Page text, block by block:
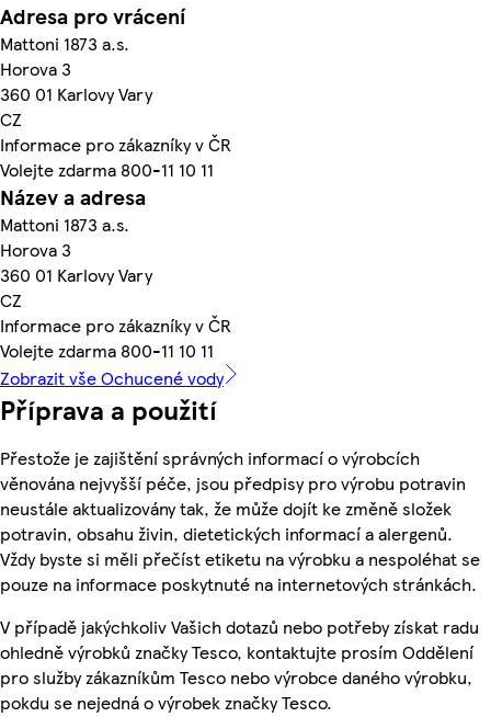
Adresa pro vrácení
Mattoni 1873 a.s.
Horova 3
360 01 Karlovy Vary
CZ
Informace pro zákazníky v ČR
Volejte zdarma 800-11 10 11
Název a adresa
Mattoni 1873 a.s.
Horova 3
360 01 Karlovy Vary
CZ
Informace pro zákazníky v ČR
Volejte zdarma 800-11 10 11
Zobrazit vše Ochucené vody
Příprava a použití
Přestože je zajištění správných informací o výrobcích
věnována nejvyšší péče, jsou předpisy pro výrobu potravin
neustále aktualizovány tak, že může dojít ke změně složek
potravin, obsahu živin, dietetických informací a alergenů.
Vždy byste si měli přečíst etiketu na výrobku a nespoléhat se
pouze na informace poskytnuté na internetových stránkách.
V případě jakýchkoliv Vašich dotazů nebo potřeby získat radu
ohledně výrobků značky Tesco, kontaktujte prosím Oddělení
pro služby zákazníkům Tesco nebo výrobce daného výrobku,
pokdu se nejedná o výrobek značky Tesco.